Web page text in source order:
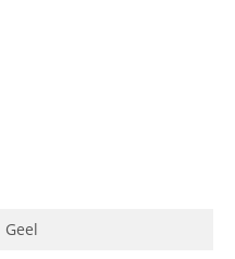
Geel